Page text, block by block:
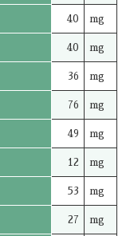
40 mg
40 mg
36 mg
76 mg
49 mg
12 mg
53 mg
27 mg